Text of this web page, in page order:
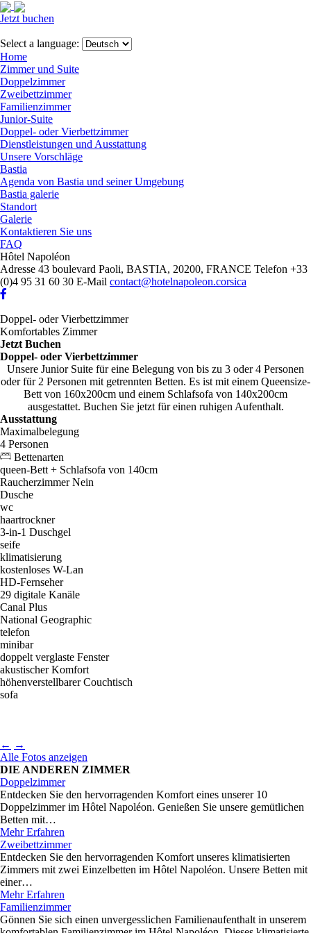
Jetzt buchen
menu
Select a language:
Home
Zimmer und Suite
Doppelzimmer
Zweibettzimmer
Familienzimmer
Junior-Suite
Doppel- oder Vierbettzimmer
Dienstleistungen und Ausstattung
Unsere Vorschläge
Bastia
Agenda von Bastia und seiner Umgebung
Bastia galerie
Standort
Galerie
Kontaktieren Sie uns
FAQ
Hôtel Napoléon
Adresse 43 boulevard Paoli, BASTIA, 20200, FRANCE Telefon +33
(0)4 95 31 60 30 E-Mail contact@hotelnapoleon.corsica
Doppel- oder Vierbettzimmer
Komfortables Zimmer
Jetzt Buchen
Doppel- oder Vierbettzimmer
Unsere Junior Suite für eine Belegung von bis zu 3 oder 4 Personen
oder für 2 Personen mit getrennten Betten. Es ist mit einem Queensize-
Bett von 160x200cm und einem Schlafsofa von 140x200cm
ausgestattet. Buchen Sie jetzt für einen ruhigen Aufenthalt.
Ausstattung
Maximalbelegung
4 Personen
Bettenarten
queen-Bett + Schlafsofa von 140cm
Raucherzimmer Nein
Dusche
wc
haartrockner
3-in-1 Duschgel
seife
klimatisierung
kostenloses W-Lan
HD-Fernseher
29 digitale Kanäle
Canal Plus
National Geographic
telefon
minibar
doppelt verglaste Fenster
akustischer Komfort
höhenverstellbarer Couchtisch
sofa
← →
Alle Fotos anzeigen
DIE ANDEREN ZIMMER
Doppelzimmer
Entdecken Sie den hervorragenden Komfort eines unserer 10
Doppelzimmer im Hôtel Napoléon. Genießen Sie unsere gemütlichen
Betten mit…
Mehr Erfahren
Zweibettzimmer
Entdecken Sie den hervorragenden Komfort unseres klimatisierten
Zimmers mit zwei Einzelbetten im Hôtel Napoléon. Unsere Betten mit
einer…
Mehr Erfahren
Familienzimmer
Gönnen Sie sich einen unvergesslichen Familienaufenthalt in unserem